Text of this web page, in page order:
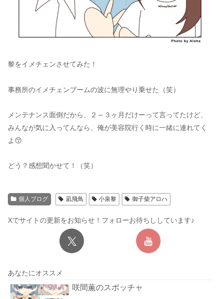
黎をイメチェンさせてみた！
事務所のイメチェンブームの波に無理やり乗せた（笑）
メンテナンス面倒だから、２～３ヶ月だけーって言ってたけど、
みんなが気に入ってんなら、俺が美容院行く時に一緒に連れてく
よ😙
どう？感想聞かせて！（笑）
個人ブログ 凪飛鳥 小泉黎 御子柴アロハ
Xでサイトの更新をお知らせ！フォローお待ちししています♪
あなたにオススメ
咲間薫のスポッチャ